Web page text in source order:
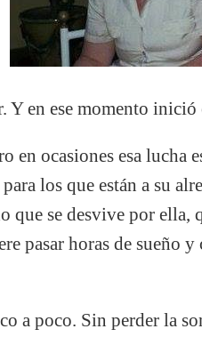
Y en ese momento inició
en ocasiones esa lucha
los que están a su
se desvive por ella,
pasar horas de sueño y
a poco. Sin perder la